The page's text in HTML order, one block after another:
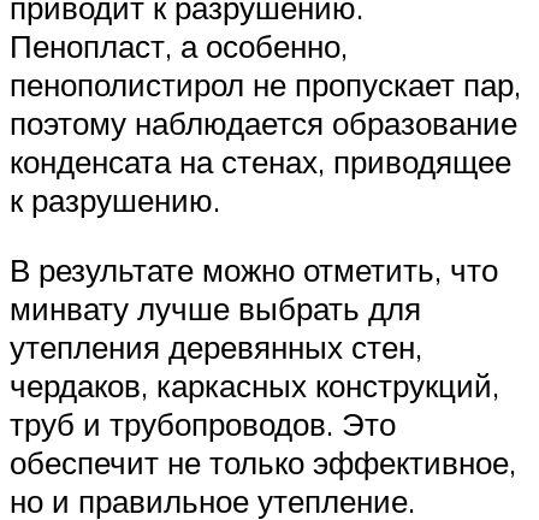
Пенопласт, а особенно,
пенополистирол не пропускает пар,
поэтому наблюдается образование
конденсата на стенах, приводящее
к разрушению.
В результате можно отметить, что
минвату лучше выбрать для
утепления деревянных стен,
чердаков, каркасных конструкций,
труб и трубопроводов. Это
обеспечит не только эффективное,
но и правильное утепление.